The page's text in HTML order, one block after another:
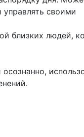
управлять своими
близких людей,